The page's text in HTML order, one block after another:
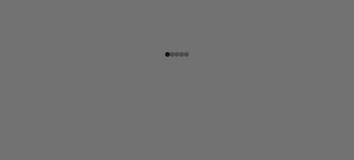
Gehe zu Element 1
Gehe zu Element 2
Gehe zu Element 3
Gehe zu Element 4
Gehe zu Element 5